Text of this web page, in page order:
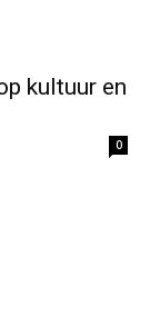
kultuur en
0